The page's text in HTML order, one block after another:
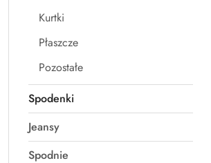
Kurtki
Płaszcze
Pozostałe
Spodenki
Jeansy
Spodnie